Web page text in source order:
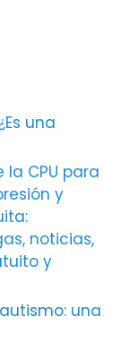
una
la CPU para
y
noticias,
y
una